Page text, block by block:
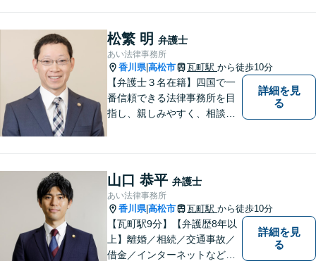
松繁 明 弁護士
あい法律事務所
香川県|高松市 瓦町駅 から徒歩10分
【弁護士３名在籍】四国で一
番信頼できる法律事務所を目
指し、親しみやすく、相談し
詳細を見
る
山口 恭平 弁護士
あい法律事務所
香川県|高松市 瓦町駅 から徒歩10分
【瓦町駅9分】【弁護歴8年以
上】離婚／相続／交通事故／
借金／インターネットなど幅
詳細を見
る